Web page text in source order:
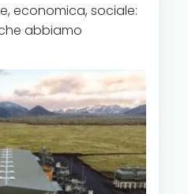
economica, sociale:
abbiamo